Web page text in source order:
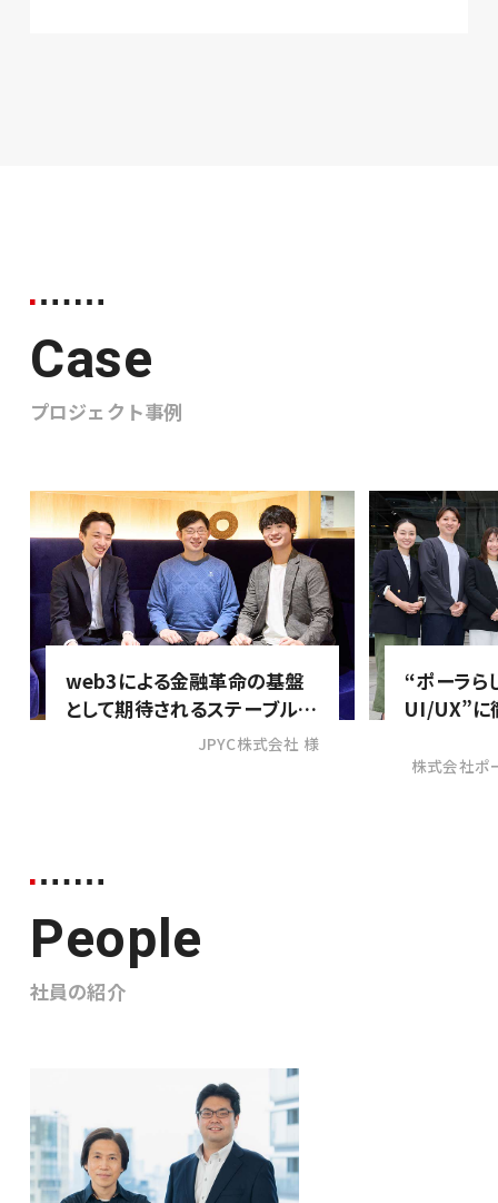
Case
プロジェクト事例
web3による金融革命の基盤
として期待されるステーブルコ
イン「JPYC」の取引システムは
JPYC株式会社 様
“ポーラら
UI/UX”に
出す「カ
株式会社ポ
People
社員の紹介